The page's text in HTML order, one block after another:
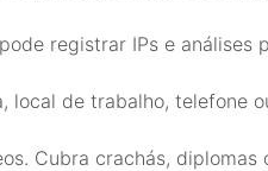
registrar IPs e análises
de trabalho, telefone
Cubra crachás, diplomas